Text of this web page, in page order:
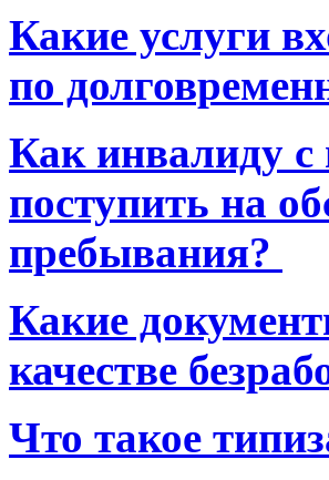
Какие услуги
по
Как инвалиду
поступить на
пребывания?
Какие
качестве
Что такое